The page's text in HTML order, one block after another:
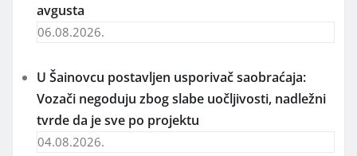
avgusta
06.08.2026.
U Šainovcu postavljen usporivač saobraćaja:
Vozači negoduju zbog slabe uočljivosti, nadležni
tvrde da je sve po projektu
04.08.2026.